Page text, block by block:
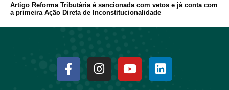
Artigo Reforma Tributária é sancionada com vetos e já conta com
a primeira Ação Direta de Inconstitucionalidade